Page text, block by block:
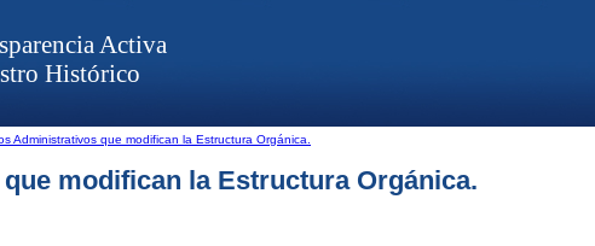
Activa
Histórico
Administrativos que modifican la Estructura Orgánica.
modifican la Estructura Orgánica.